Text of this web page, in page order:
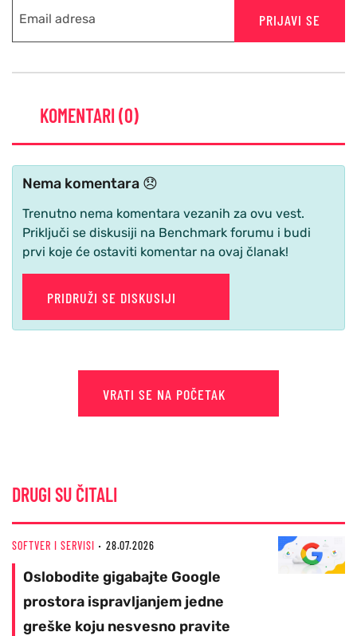
PRIJAVI SE
KOMENTARI (0)
Nema komentara 😞
Trenutno nema komentara vezanih za ovu vest.
Priključi se diskusiji na Benchmark forumu i budi
prvi koje će ostaviti komentar na ovaj članak!
PRIDRUŽI SE DISKUSIJI
VRATI SE NA POČETAK
DRUGI SU ČITALI
SOFTVER I SERVISI 28.07.2026
Oslobodite gigabajte Google
prostora ispravljanjem jedne
greške koju nesvesno pravite